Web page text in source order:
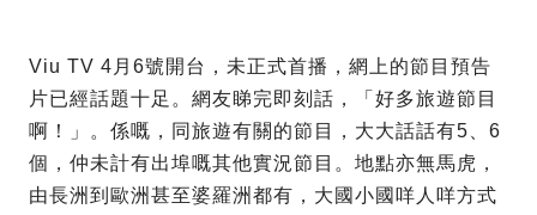
Viu TV 4月6號開台，未正式首播，網上的節目預告
片已經話題十足。網友睇完即刻話，「好多旅遊節目
啊！」。係嘅，同旅遊有關的節目，大大話話有5、6
個，仲未計有出埠嘅其他實況節目。 地點亦無馬虎，
由長洲到歐洲甚至婆羅洲都有，大國小國咩人咩方式